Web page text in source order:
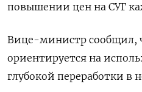
повышении цен на СУГ
Вице-министр сообщил,
ориентируется на
глубокой переработки в